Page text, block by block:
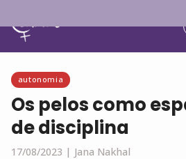
autonomia
Os pelos como
de disciplina
17/08/2023 | Jana Nakhal